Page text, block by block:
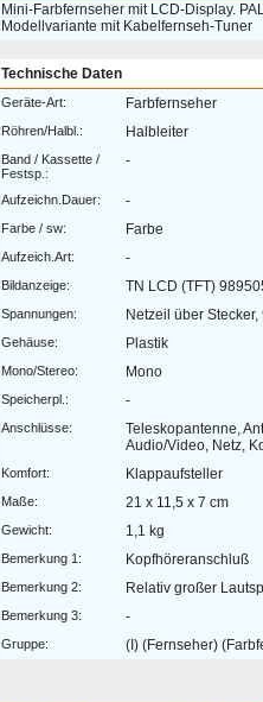
Mini-Farbfernseher mit LCD-Display.
Modellvariante mit Kabelfernseh-Tuner
Technische Daten
Geräte-Art: Farbfernseher
Röhren/Halbl.: Halbleiter
Band / Kassette /
Festsp.:
-
Aufzeichn.Dauer: -
Farbe / sw: Farbe
Aufzeich.Art: -
Bildanzeige: TN LCD (TFT)
Spannungen: Netzeil über
Gehäuse: Plastik
Mono/Stereo: Mono
Speicherpl.: -
Anschlüsse:
Teleskopantenne,
Audio/Video, Netz,
Komfort: Klappaufsteller
Maße: 21 x 11,5 x 7 cm
Gewicht: 1,1 kg
Bemerkung 1: Kopfhöreranschluß
Bemerkung 2: Relativ großer
Bemerkung 3: -
Gruppe: (I) (Fernseher)